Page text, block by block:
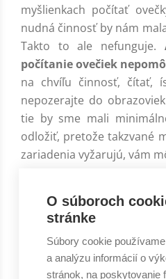
myšlienkach počítať
nudná činnosť by nám
Takto to ale nefunguje.
počítanie ovečiek
na chvíľu činnosť, čítať,
nepozerajte do
tie by sme mali
odložiť, pretože takzvané
zariadenia vyžarujú, vám
Zdieľat článok
O súboroch
stránke
Súbory cookie
a analýzu informácií o
stránok, na poskytovanie